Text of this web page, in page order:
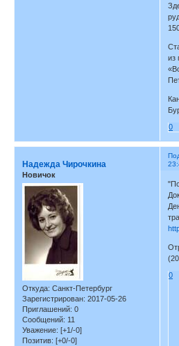
из
0
Надежда Чирочкина
Новичок
Откуда: Санкт-Петербург
Зарегистрирован: 2017-05-26
Приглашений: 0
Сообщений: 11
Уважение: [+1/-0]
Позитив: [+0/-0]
0